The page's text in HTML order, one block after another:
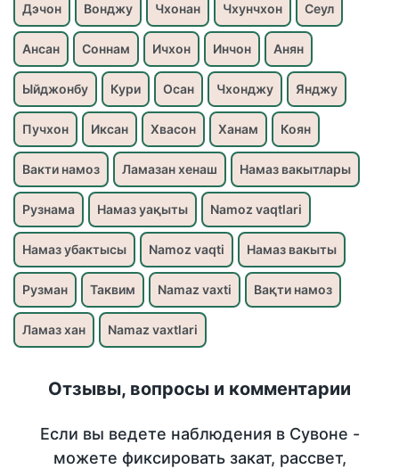
Дэчон Вонджу Чхонан Чхунчхон Сеул
Ансан Соннам Ичхон Инчон Анян
Ыйджонбу Кури Осан Чхонджу Янджу
Пучхон Иксан Хвасон Ханам Коян
Вакти намоз Ламазан хенаш Намаз вакытлары
Рузнама Намаз уақыты Namoz vaqtlari
Намаз убактысы Namoz vaqti Намаз вакыты
Рузман Таквим Namaz vaxti Вақти намоз
Ламаз хан Namaz vaxtlari
Отзывы, вопросы и комментарии
Если вы ведете наблюдения в Сувоне -
можете фиксировать закат, рассвет,